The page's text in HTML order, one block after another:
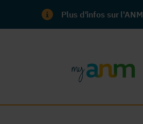
Plus d'infos sur l'ANM